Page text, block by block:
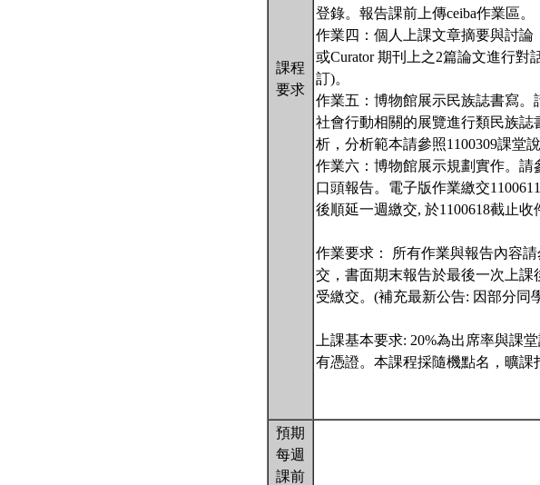
課程
要求
登錄。報告課前上傳ceiba作業區。
作業四：個人上課文章摘要與討論
或Curator 期刊上之2篇論文進行對
訂)。
作業五：博物館展示民族誌書寫
社會行動相關的展覽進行類民族
析，分析範本請參照1100309課堂說
作業六：博物館展示規劃實作。請
口頭報告。電子版作業繳交
後順延一週繳交, 於1100618截止收
作業要求： 所有作業與報告內容
交，書面期末報告於最後一次上課
受繳交。(補充最新公告: 因部分同
上課基本要求: 20%為出席率與課
有憑證。本課程採隨機點名，曠課
預期
每週
課前